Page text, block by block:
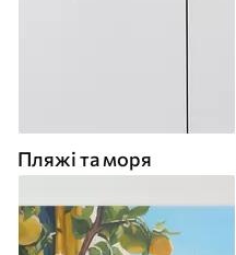
Пляжі та моря